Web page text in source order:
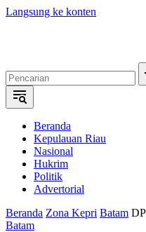
Langsung ke konten
Beranda
Kepulauan Riau
Nasional
Hukrim
Politik
Advertorial
Beranda Zona Kepri Batam
Batam